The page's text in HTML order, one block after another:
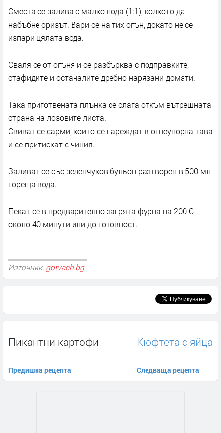
Сместа се залива с малко вода (1:1), колкото да
набъбне оризът. Вари се на тих огън, докато не се
изпари цялата вода.
Сваля се от огъня и се разбърква с подправките,
стафидите и останалите дребно нарязани домати.
Така приготвената плънка се слага откъм вътрешната
страна на лозовите листа.
Свиват се сарми, които се нареждат в огнеупорна тава
и се притискат с чиния.
Заливат се със зеленчуков бульон разтворен в 500 мл
гореща вода.
Пекат се в предварително загрята фурна на 200 С
около 40 минути или до готовност.
Източник: gotvach.bg
Пикантни картофи
Предишна рецепта
Кюфтета с яйца
Следваща рецепта